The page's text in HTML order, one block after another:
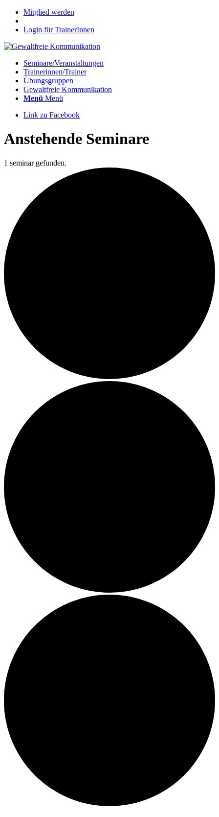
Mitglied werden
Login für TrainerInnen
Seminare/Veranstaltungen
Trainerinnen/Trainer
Übungsgruppen
Gewaltfreie Kommunikation
Menü Menü
Link zu Facebook
Anstehende Seminare
1 seminar gefunden.